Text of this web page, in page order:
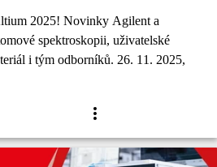
2025! Novinky Agilent a
spektroskopii, uživatelské
i tým odborníků. 26. 11. 2025,